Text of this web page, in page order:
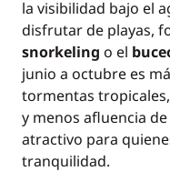
la visibilidad bajo el
disfrutar de playas,
snorkeling o el
junio a octubre es
tormentas
y menos afluencia
atractivo para
tranquilidad.